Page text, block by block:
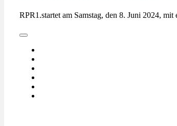
RPR1.startet am Samstag, den 8. Juni 2024,